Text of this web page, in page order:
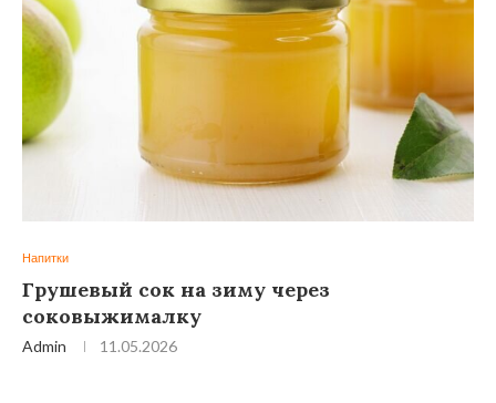
Напитки
Грушевый сок на зиму через
соковыжималку
Admin 11.05.2026